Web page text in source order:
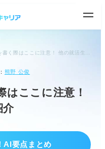
熊野 公俊
はここに注意！
介
AI要点まとめ